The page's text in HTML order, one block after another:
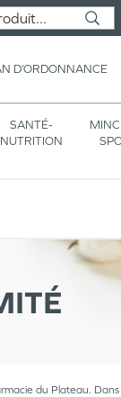
D’ORDONNANCE
SANTÉ-
NUTRITION
du Plateau.